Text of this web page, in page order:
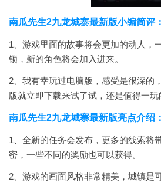
南瓜先生2九龙城寨最新版小编简评：
1、游戏里面的故事将会更加的动人，
锁，新的角色将会加入进来。
2、我有幸玩过电脑版，感受是很深的
版就立即下载来试了试，还是值得一玩
南瓜先生2九龙城寨最新版亮点介绍：
1、全新的任务会发布，更多的线索将
密，一些不同的奖励也可以获得。
2、游戏的画面风格非常精美，城镇是